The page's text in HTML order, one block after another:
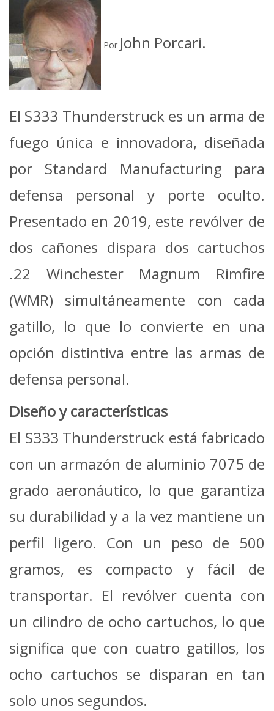
Por John Porcari.
El S333 Thunderstruck es un arma de
fuego única e innovadora, diseñada
por Standard Manufacturing para
defensa personal y porte oculto.
Presentado en 2019, este revólver de
dos cañones dispara dos cartuchos
.22 Winchester Magnum Rimfire
(WMR) simultáneamente con cada
gatillo, lo que lo convierte en una
opción distintiva entre las armas de
defensa personal.
Diseño y características
El S333 Thunderstruck está fabricado
con un armazón de aluminio 7075 de
grado aeronáutico, lo que garantiza
su durabilidad y a la vez mantiene un
perfil ligero. Con un peso de 500
gramos, es compacto y fácil de
transportar. El revólver cuenta con
un cilindro de ocho cartuchos, lo que
significa que con cuatro gatillos, los
ocho cartuchos se disparan en tan
solo unos segundos.